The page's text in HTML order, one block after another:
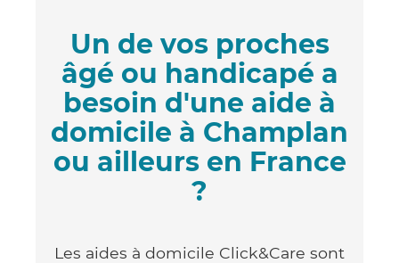
Un de vos proches
âgé ou handicapé a
besoin d'une aide à
domicile à Champlan
ou ailleurs en France
?
Les aides à domicile Click&Care sont